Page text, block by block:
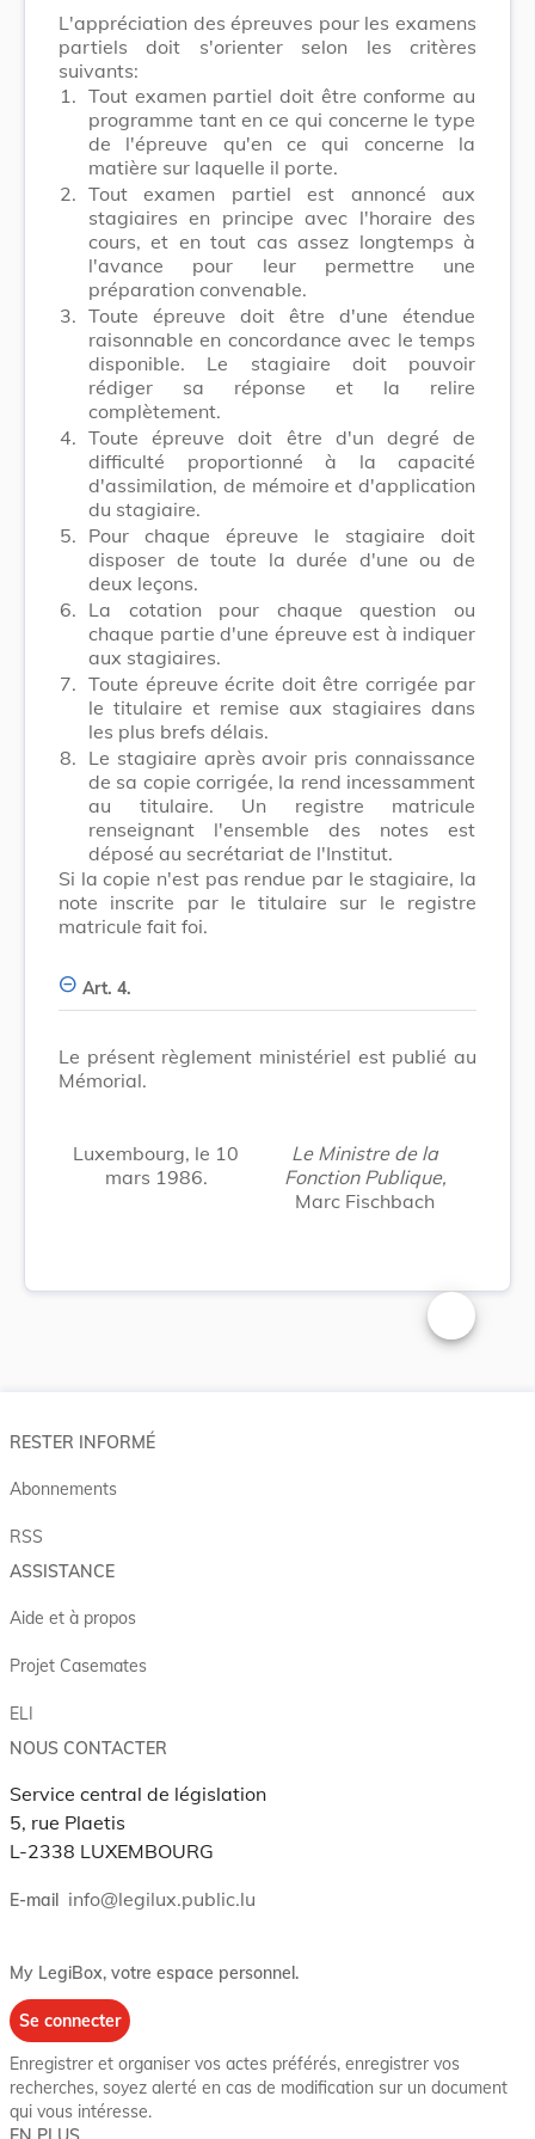
L'appréciation des épreuves pour les examens
partiels doit s'orienter selon les critères
suivants:
1. Tout examen partiel doit être conforme au
programme tant en ce qui concerne le type
de l'épreuve qu'en ce qui concerne la
matière sur laquelle il porte.
2. Tout examen partiel est annoncé aux
stagiaires en principe avec l'horaire des
cours, et en tout cas assez longtemps à
l'avance pour leur permettre une
préparation convenable.
3. Toute épreuve doit être d'une étendue
raisonnable en concordance avec le temps
disponible. Le stagiaire doit pouvoir
rédiger sa réponse et la relire
complètement.
4. Toute épreuve doit être d'un degré de
difficulté proportionné à la capacité
d'assimilation, de mémoire et d'application
du stagiaire.
5. Pour chaque épreuve le stagiaire doit
disposer de toute la durée d'une ou de
deux leçons.
6. La cotation pour chaque question ou
chaque partie d'une épreuve est à indiquer
aux stagiaires.
7. Toute épreuve écrite doit être corrigée par
le titulaire et remise aux stagiaires dans
les plus brefs délais.
8. Le stagiaire après avoir pris connaissance
de sa copie corrigée, la rend incessamment
au titulaire. Un registre matricule
renseignant l'ensemble des notes est
déposé au secrétariat de l'Institut.
Si la copie n'est pas rendue par le stagiaire, la
note inscrite par le titulaire sur le registre
matricule fait foi.
Art. 4.
Le présent règlement ministériel est publié au
Mémorial.
Luxembourg, le 10
mars 1986.
Le Ministre de la
Fonction Publique,
Marc Fischbach
Changer la
RESTER INFORMÉ
Abonnements
RSS
ASSISTANCE
Aide et à propos
Projet Casemates
ELI
NOUS CONTACTER
Service central de législation
5, rue Plaetis
L-2338 LUXEMBOURG
E-mail info@legilux.public.lu
My LegiBox, votre espace personnel.
Se connecter
Enregistrer et organiser vos actes préférés, enregistrer vos
recherches, soyez alerté en cas de modification sur un document
qui vous intéresse.